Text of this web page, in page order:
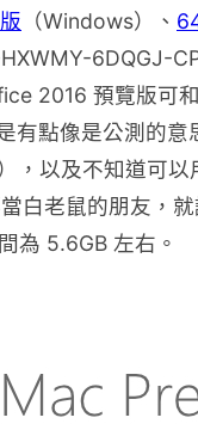
（Windows）、
6DQGJ-
2016 預覽版可
有點像是公測的意
，以及不知道可
白老鼠的朋友，
為 5.6GB 左右。